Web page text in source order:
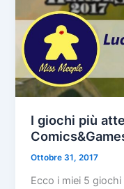
I giochi più
Ottobre 31, 2017
Ecco i miei 5